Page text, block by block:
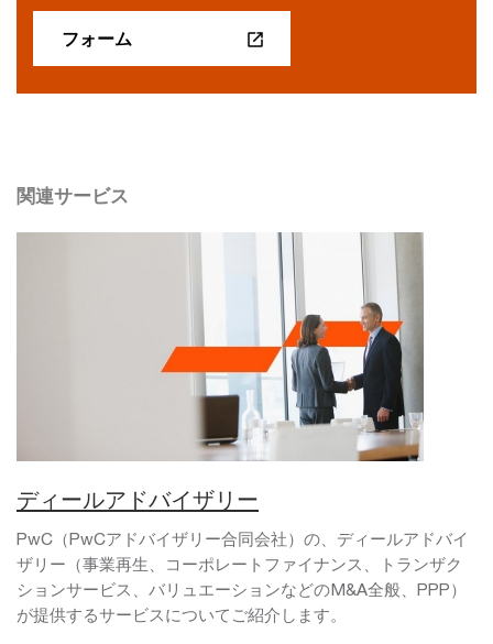
フォーム
関連サービス
ディールアドバイザリー
PwC（PwCアドバイザリー合同会社）の、ディールアドバイ
ザリー（事業再生、コーポレートファイナンス、トランザク
ションサービス、バリュエーションなどのM&A全般、PPP）
が提供するサービスについてご紹介します。